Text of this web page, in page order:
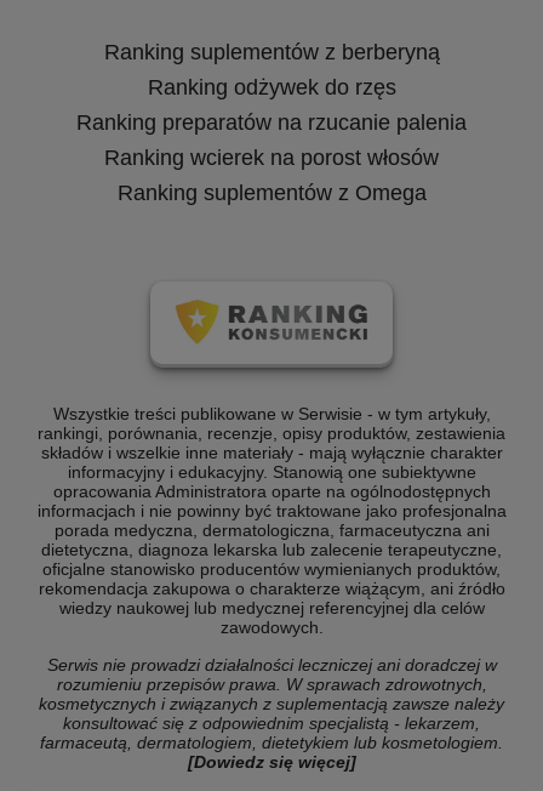
Ranking suplementów z berberyną
Ranking odżywek do rzęs
Ranking preparatów na rzucanie palenia
Ranking wcierek na porost włosów
Ranking suplementów z Omega
Wszystkie treści publikowane w Serwisie - w tym artykuły,
rankingi, porównania, recenzje, opisy produktów, zestawienia
składów i wszelkie inne materiały - mają wyłącznie charakter
informacyjny i edukacyjny. Stanowią one subiektywne
opracowania Administratora oparte na ogólnodostępnych
informacjach i nie powinny być traktowane jako profesjonalna
porada medyczna, dermatologiczna, farmaceutyczna ani
dietetyczna, diagnoza lekarska lub zalecenie terapeutyczne,
oficjalne stanowisko producentów wymienianych produktów,
rekomendacja zakupowa o charakterze wiążącym, ani źródło
wiedzy naukowej lub medycznej referencyjnej dla celów
zawodowych.
Serwis nie prowadzi działalności leczniczej ani doradczej w
rozumieniu przepisów prawa. W sprawach zdrowotnych,
kosmetycznych i związanych z suplementacją zawsze należy
konsultować się z odpowiednim specjalistą - lekarzem,
farmaceutą, dermatologiem, dietetykiem lub kosmetologiem.
[Dowiedz się więcej]